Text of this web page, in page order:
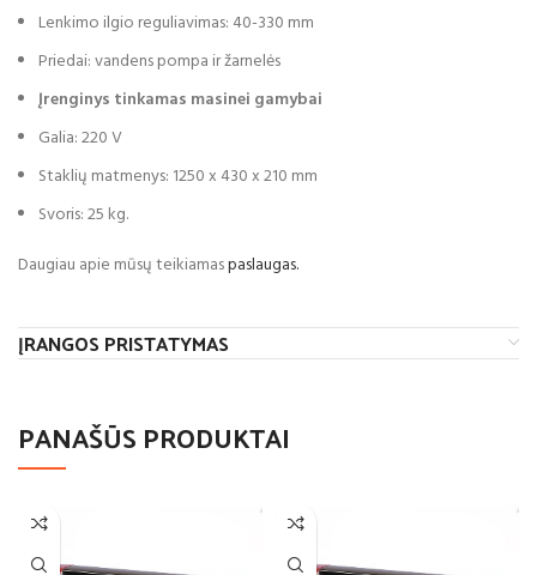
Lenkimo ilgio reguliavimas: 40-330 mm
Priedai: vandens pompa ir žarnelės
Įrenginys tinkamas masinei gamybai
Galia: 220 V
Staklių matmenys: 1250 x 430 x 210 mm
Svoris: 25 kg.
Daugiau apie mūsų teikiamaspaslaugas.
ĮRANGOS PRISTATYMAS
PANAŠŪS PRODUKTAI